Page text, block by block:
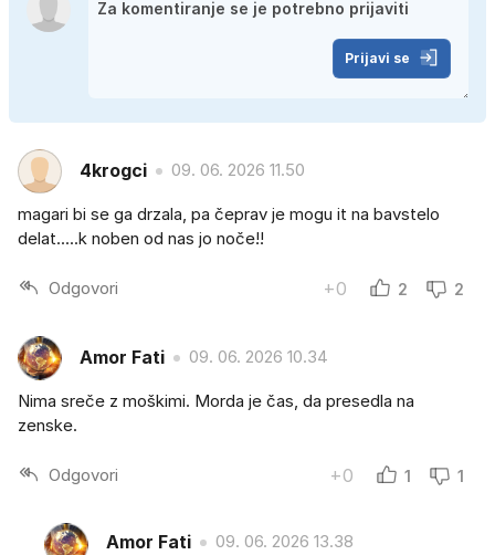
Prijavi se
4krogci 09. 06. 2026 11.50
magari bi se ga drzala, pa čeprav je mogu it na bavstelo
delat.....k noben od nas jo noče!!
Odgovori +0 2 2
Amor Fati 09. 06. 2026 10.34
Nima sreče z moškimi. Morda je čas, da presedla na
zenske.
Odgovori +0 1 1
Amor Fati 09. 06. 2026 13.38